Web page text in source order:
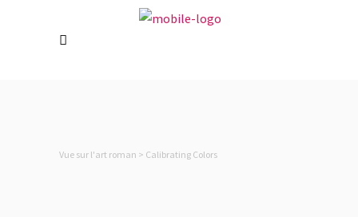
Vue sur l'art roman > Calibrating Colors